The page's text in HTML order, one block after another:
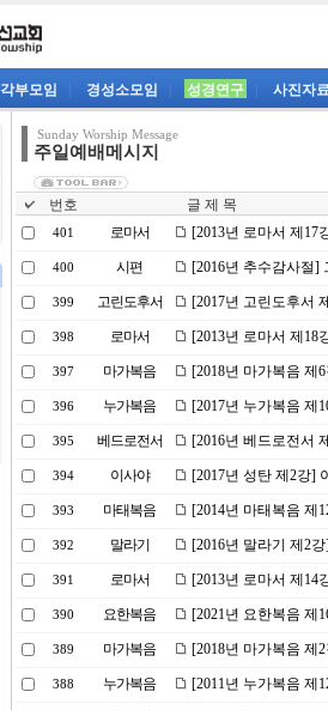
각부모임 경성소모임 성경연구 사진자
Sunday Worship Message
주일예배메시지
번호 글 제 목
401 로마서 [2013년 로마서 제17
400 시편 [2016년 추수감사절]
399 고린도후서 [2017년 고린도후서
398 로마서 [2013년 로마서 제18
397 마가복음 [2018년 마가복음 제
396 누가복음 [2017년 누가복음 제
395 베드로전서 [2016년 베드로전서
394 이사야 [2017년 성탄 제2강]
393 마태복음 [2014년 마태복음 제
392 말라기 [2016년 말라기 제2
391 로마서 [2013년 로마서 제14
390 요한복음 [2021년 요한복음 제
389 마가복음 [2018년 마가복음 제
388 누가복음 [2011년 누가복음 제